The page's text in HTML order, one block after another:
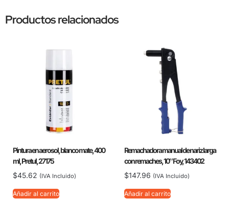
Productos relacionados
Pintura en aerosol, blanco mate, 400
ml, Pretul, 27175
$45.62 (IVA Incluido)
Añadir al carrito
Remachadora manual de nariz larga
con remaches, 10″ Foy, 143402
$147.96 (IVA Incluido)
Añadir al carrito